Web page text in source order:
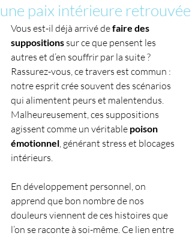
une paix intérieure retrouvée
Vous est-il déjà arrivé de faire des
suppositions sur ce que pensent les
autres et d’en souffrir par la suite ?
Rassurez-vous, ce travers est commun :
notre esprit crée souvent des scénarios
qui alimentent peurs et malentendus.
Malheureusement, ces suppositions
agissent comme un véritable poison
émotionnel, générant stress et blocages
intérieurs.
En développement personnel, on
apprend que bon nombre de nos
douleurs viennent de ces histoires que
l’on se raconte à soi-même. Ce lien entre